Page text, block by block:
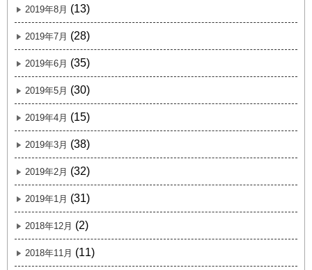
2019年8月 (13)
2019年7月 (28)
2019年6月 (35)
2019年5月 (30)
2019年4月 (15)
2019年3月 (38)
2019年2月 (32)
2019年1月 (31)
2018年12月 (2)
2018年11月 (11)